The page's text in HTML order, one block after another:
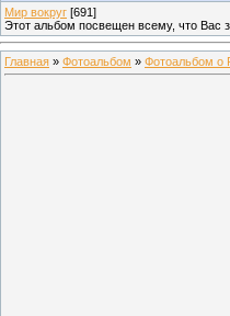
Мир вокруг [691]
Этот альбом посвещен всему, что Вас
Главная » Фотоальбом » Фотоальбом о